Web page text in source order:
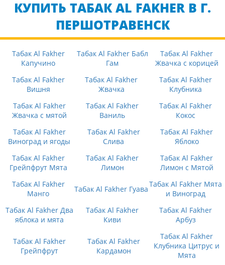
КУПИТЬ ТАБАК AL FAKHER В Г.
ПЕРШОТРАВЕНСК
Табак Al Fakher
Капучино
Табак Al Fakher Бабл
Гам
Табак Al Fakher
Жвачка с корицей
Табак Al Fakher
Вишня
Табак Al Fakher
Жвачка
Табак Al Fakher
Клубника
Табак Al Fakher
Жвачка с мятой
Табак Al Fakher
Ваниль
Табак Al Fakher
Кокос
Табак Al Fakher
Виноград и ягоды
Табак Al Fakher
Слива
Табак Al Fakher
Яблоко
Табак Al Fakher
Грейпфрут Мята
Табак Al Fakher
Лимон
Табак Al Fakher
Лимон с Мятой
Табак Al Fakher
Манго
Табак Al Fakher ГуаваТабак Al Fakher Мята
и Виноград
Табак Al Fakher Два
яблока и мята
Табак Al Fakher
Киви
Табак Al Fakher
Арбуз
Табак Al Fakher
Грейпфрут
Табак Al Fakher
Кардамон
Табак Al Fakher
Клубника Цитрус и
Мята